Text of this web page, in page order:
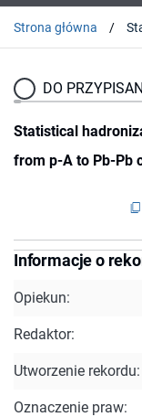
Strona główna
DO
Statistical
from p-A to Pb-Pb
Informacje o
Opiekun:
Redaktor:
Utworzenie rekordu:
Oznaczenie praw: